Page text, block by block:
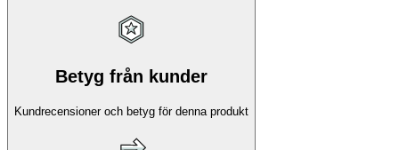
Betyg från kunder
Kundrecensioner och betyg för denna produkt